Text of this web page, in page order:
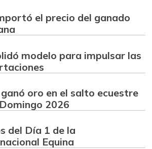
-6,69%
Ajo $ 5.667,00
-0,72%
$ 3.750,00
sin
$ 6.950,00
el precio del ganado
modelo para impulsar las
oro en el salto ecuestre
2026
del Día 1 de la
Equina